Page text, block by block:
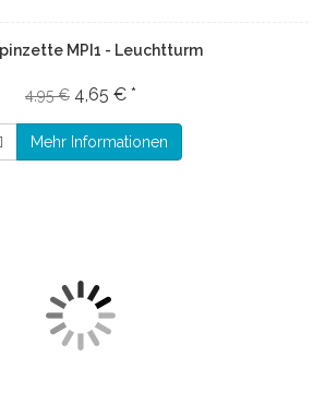
MPI1 - Leuchtturm
4,95 € 4,65 € *
Mehr Informationen